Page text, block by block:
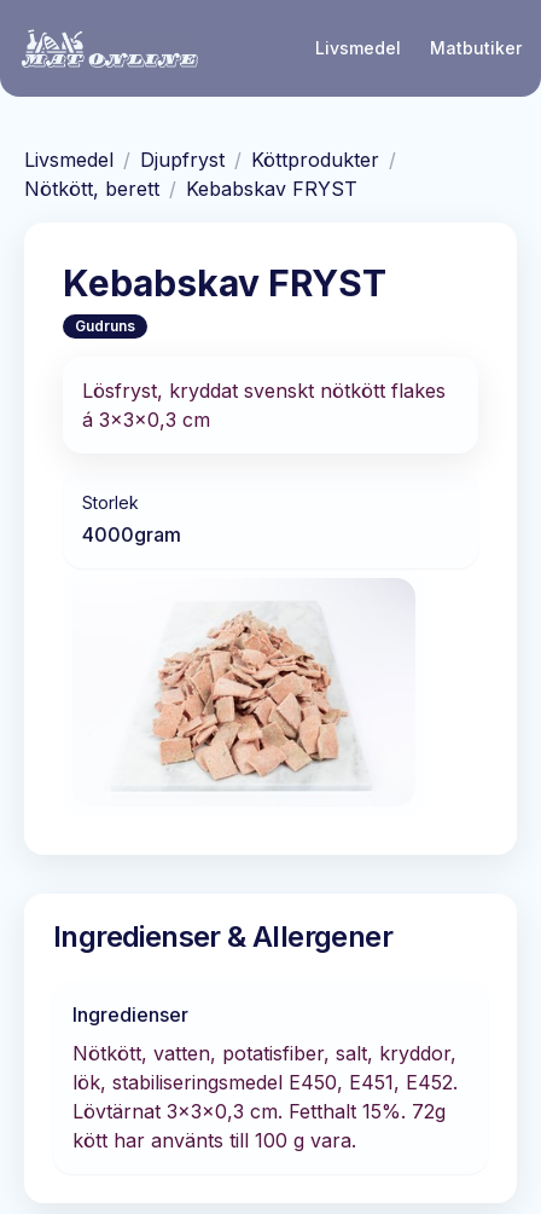
Livsmedel Matbutiker
Livsmedel / Djupfryst / Köttprodukter /
Nötkött, berett / Kebabskav FRYST
Kebabskav FRYST
Gudruns
Lösfryst, kryddat svenskt nötkött flakes
á 3x3x0,3 cm
Storlek
4000gram
Ingredienser & Allergener
Ingredienser
Nötkött, vatten, potatisfiber, salt, kryddor,
lök, stabiliseringsmedel E450, E451, E452.
Lövtärnat 3x3x0,3 cm. Fetthalt 15%. 72g
kött har använts till 100 g vara.